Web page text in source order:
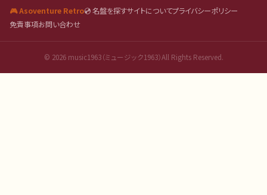
🎮 Asoventure Retro💿 名盤を探すサイトについてプライバシーポリシー
免責事項お問い合わせ
© 2026music1963（ミュージック1963）All Rights Reserved.